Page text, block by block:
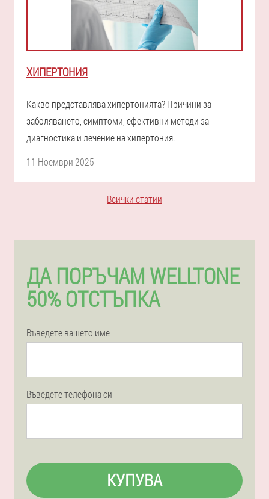
ХИПЕРТОНИЯ
Какво представлява хипертонията? Причини за
заболяването, симптоми, ефективни методи за
диагностика и лечение на хипертония.
11 Ноември 2025
Всички статии
ДА ПОРЪЧАМ WELLTONE
50% ОТСТЪПКА
Въведете вашето име
Въведете телефона си
КУПУВА